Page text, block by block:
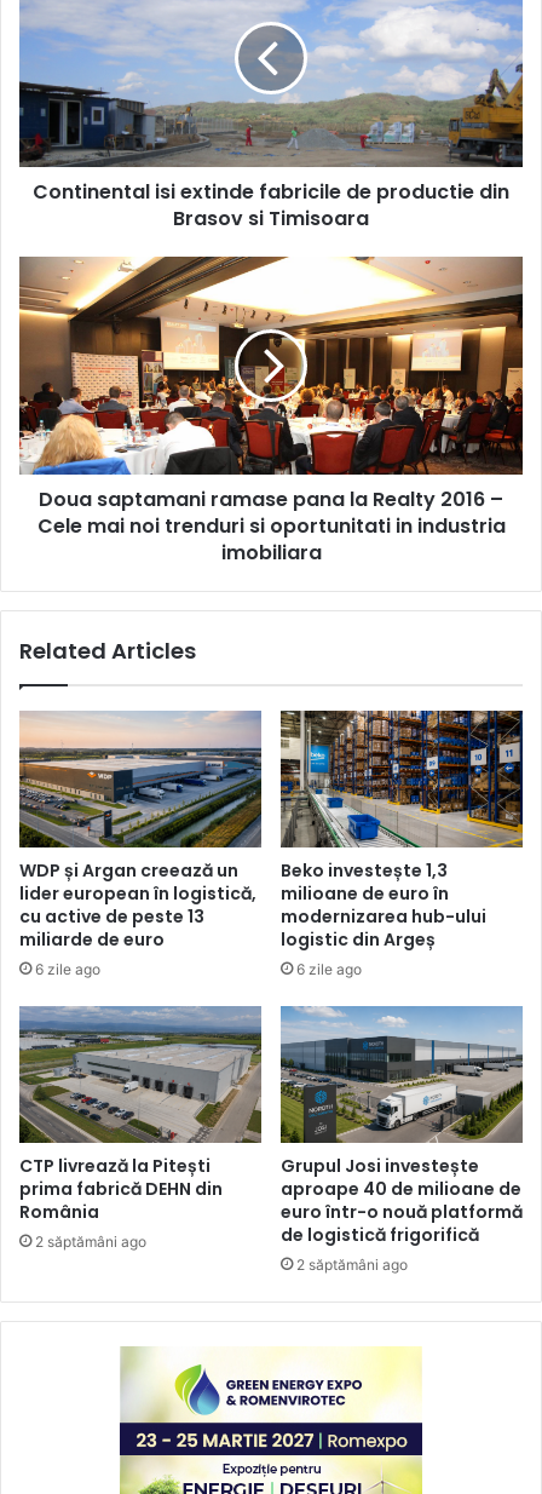
extinde
fabricile
productie
din
Brasov
si
Timisoara
Continental isi extinde fabricile de productie din
Brasov si Timisoara
saptamani
ramase
Realty
2016
–
Cele
mai
noi
oportunitati
industria
Doua saptamani ramase pana la Realty 2016 –
Cele mai noi trenduri si oportunitati in industria
imobiliara
Related Articles
WDP și Argan creează un
lider european în logistică,
cu active de peste 13
miliarde de euro
6 zile ago
Beko investește 1,3
milioane de euro în
modernizarea hub-ului
logistic din Argeș
6 zile ago
CTP livrează la Pitești
prima fabrică DEHN din
România
2 săptămâni ago
Grupul Josi investește
aproape 40 de milioane de
euro într-o nouă platformă
de logistică frigorifică
2 săptămâni ago